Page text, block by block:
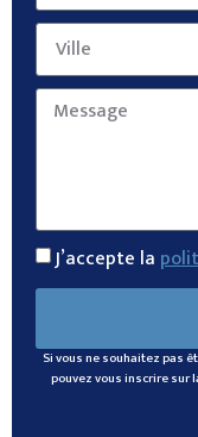
J’accepte la
Si vous ne souhaitez pas
pouvez vous inscrire sur